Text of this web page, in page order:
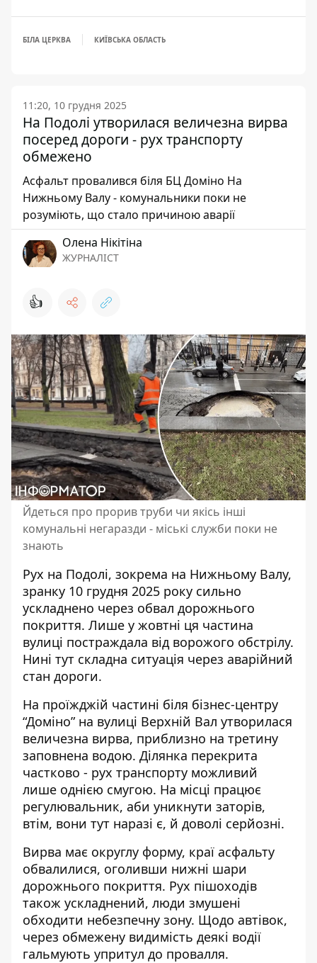
БІЛА ЦЕРКВА КИЇВСЬКА ОБЛАСТЬ
11:20, 10 грудня 2025
На Подолі утворилася величезна вирва
посеред дороги - рух транспорту
обмежено
Асфальт провалився біля БЦ Доміно На
Нижньому Валу - комунальники поки не
розуміють, що стало причиною аварії
Олена Нікітіна
ЖУРНАЛІСТ
👍
Йдеться про прорив труби чи якісь інші
комунальні негаразди - міські служби поки не
знають
Рух на Подолі, зокрема на Нижньому Валу,
зранку 10 грудня 2025 року сильно
ускладнено через обвал дорожнього
покриття. Лише у жовтні ця частина
вулиці постраждала від ворожого обстрілу.
Нині тут складна ситуація через аварійний
стан дороги.
На проїжджій частині біля бізнес-центру
“Доміно” на вулиці Верхній Вал утворилася
величезна вирва, приблизно на третину
заповнена водою. Ділянка перекрита
частково - рух транспорту можливий
лише однією смугою. На місці працює
регулювальник, аби уникнути заторів,
втім, вони тут наразі є, й доволі серйозні.
Вирва має округлу форму, краї асфальту
обвалилися, оголивши нижні шари
дорожнього покриття. Рух пішоходів
також ускладнений, люди змушені
обходити небезпечну зону. Щодо автівок,
через обмежену видимість деякі водії
гальмують упритул до провалля.